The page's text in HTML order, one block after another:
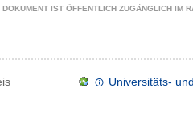
DOKUMENT IST ÖFFENTLICH ZUGÄNGLICH IM
Universitäts-